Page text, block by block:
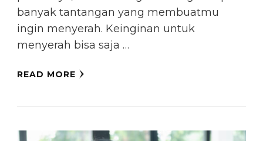
banyak tantangan yang membuatmu
ingin menyerah. Keinginan untuk
menyerah bisa saja …
READ MORE